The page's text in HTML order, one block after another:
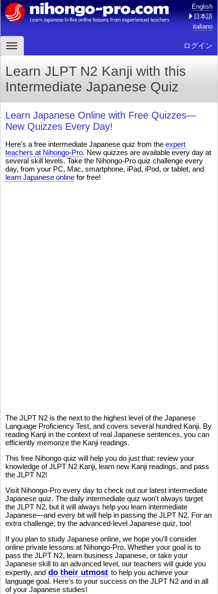
English
日本語
italiano
ログイン
Learn JLPT N2 Kanji with this
Intermediate Japanese Quiz
Learn Japanese Online with Free Quizzes—
New Quizzes Every Day!
Here's a free intermediate Japanese quiz from the expert
teachers at Nihongo-Pro. New quizzes are available every day at
several skill levels. Take the Nihongo-Pro quiz challenge every
day, from your PC, Mac, smartphone, iPad, iPod, or tablet, and
learn Japanese online for free!
The JLPT N2 is the next to the highest level of the Japanese
Language Proficiency Test, and covers several hundred Kanji. By
reading Kanji in the context of real Japanese sentences, you can
efficiently memorize the Kanji readings.
This free Nihongo quiz will help you do just that: review your
knowledge of JLPT N2 Kanji, learn new Kanji readings, and pass
the JLPT N2!
Visit Nihongo-Pro every day to check out our latest intermediate
Japanese quiz. The daily intermediate quiz won't always target
the JLPT N2, but it will always help you learn intermediate
Japanese—and every bit will help in passing the JLPT N2. For an
extra challenge, try the advanced-level Japanese quiz, too!
If you plan to study Japanese online, we hope you'll consider
online private lessons at Nihongo-Pro. Whether your goal is to
pass the JLPT N2, learn business Japanese, or take your
Japanese skill to an advanced level, our teachers will guide you
expertly, and do their utmost to help you achieve your
language goal. Here's to your success on the JLPT N2 and in all
of your Japanese studies!